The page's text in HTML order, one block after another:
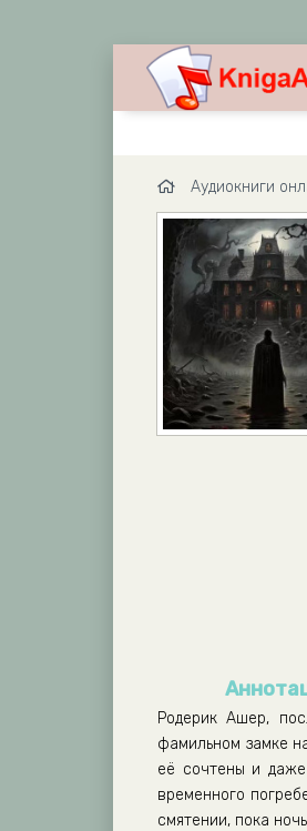
Аудиокниги
Родерик Ашер,
фамильном замке
её сочтены и
временного
смятении, пока